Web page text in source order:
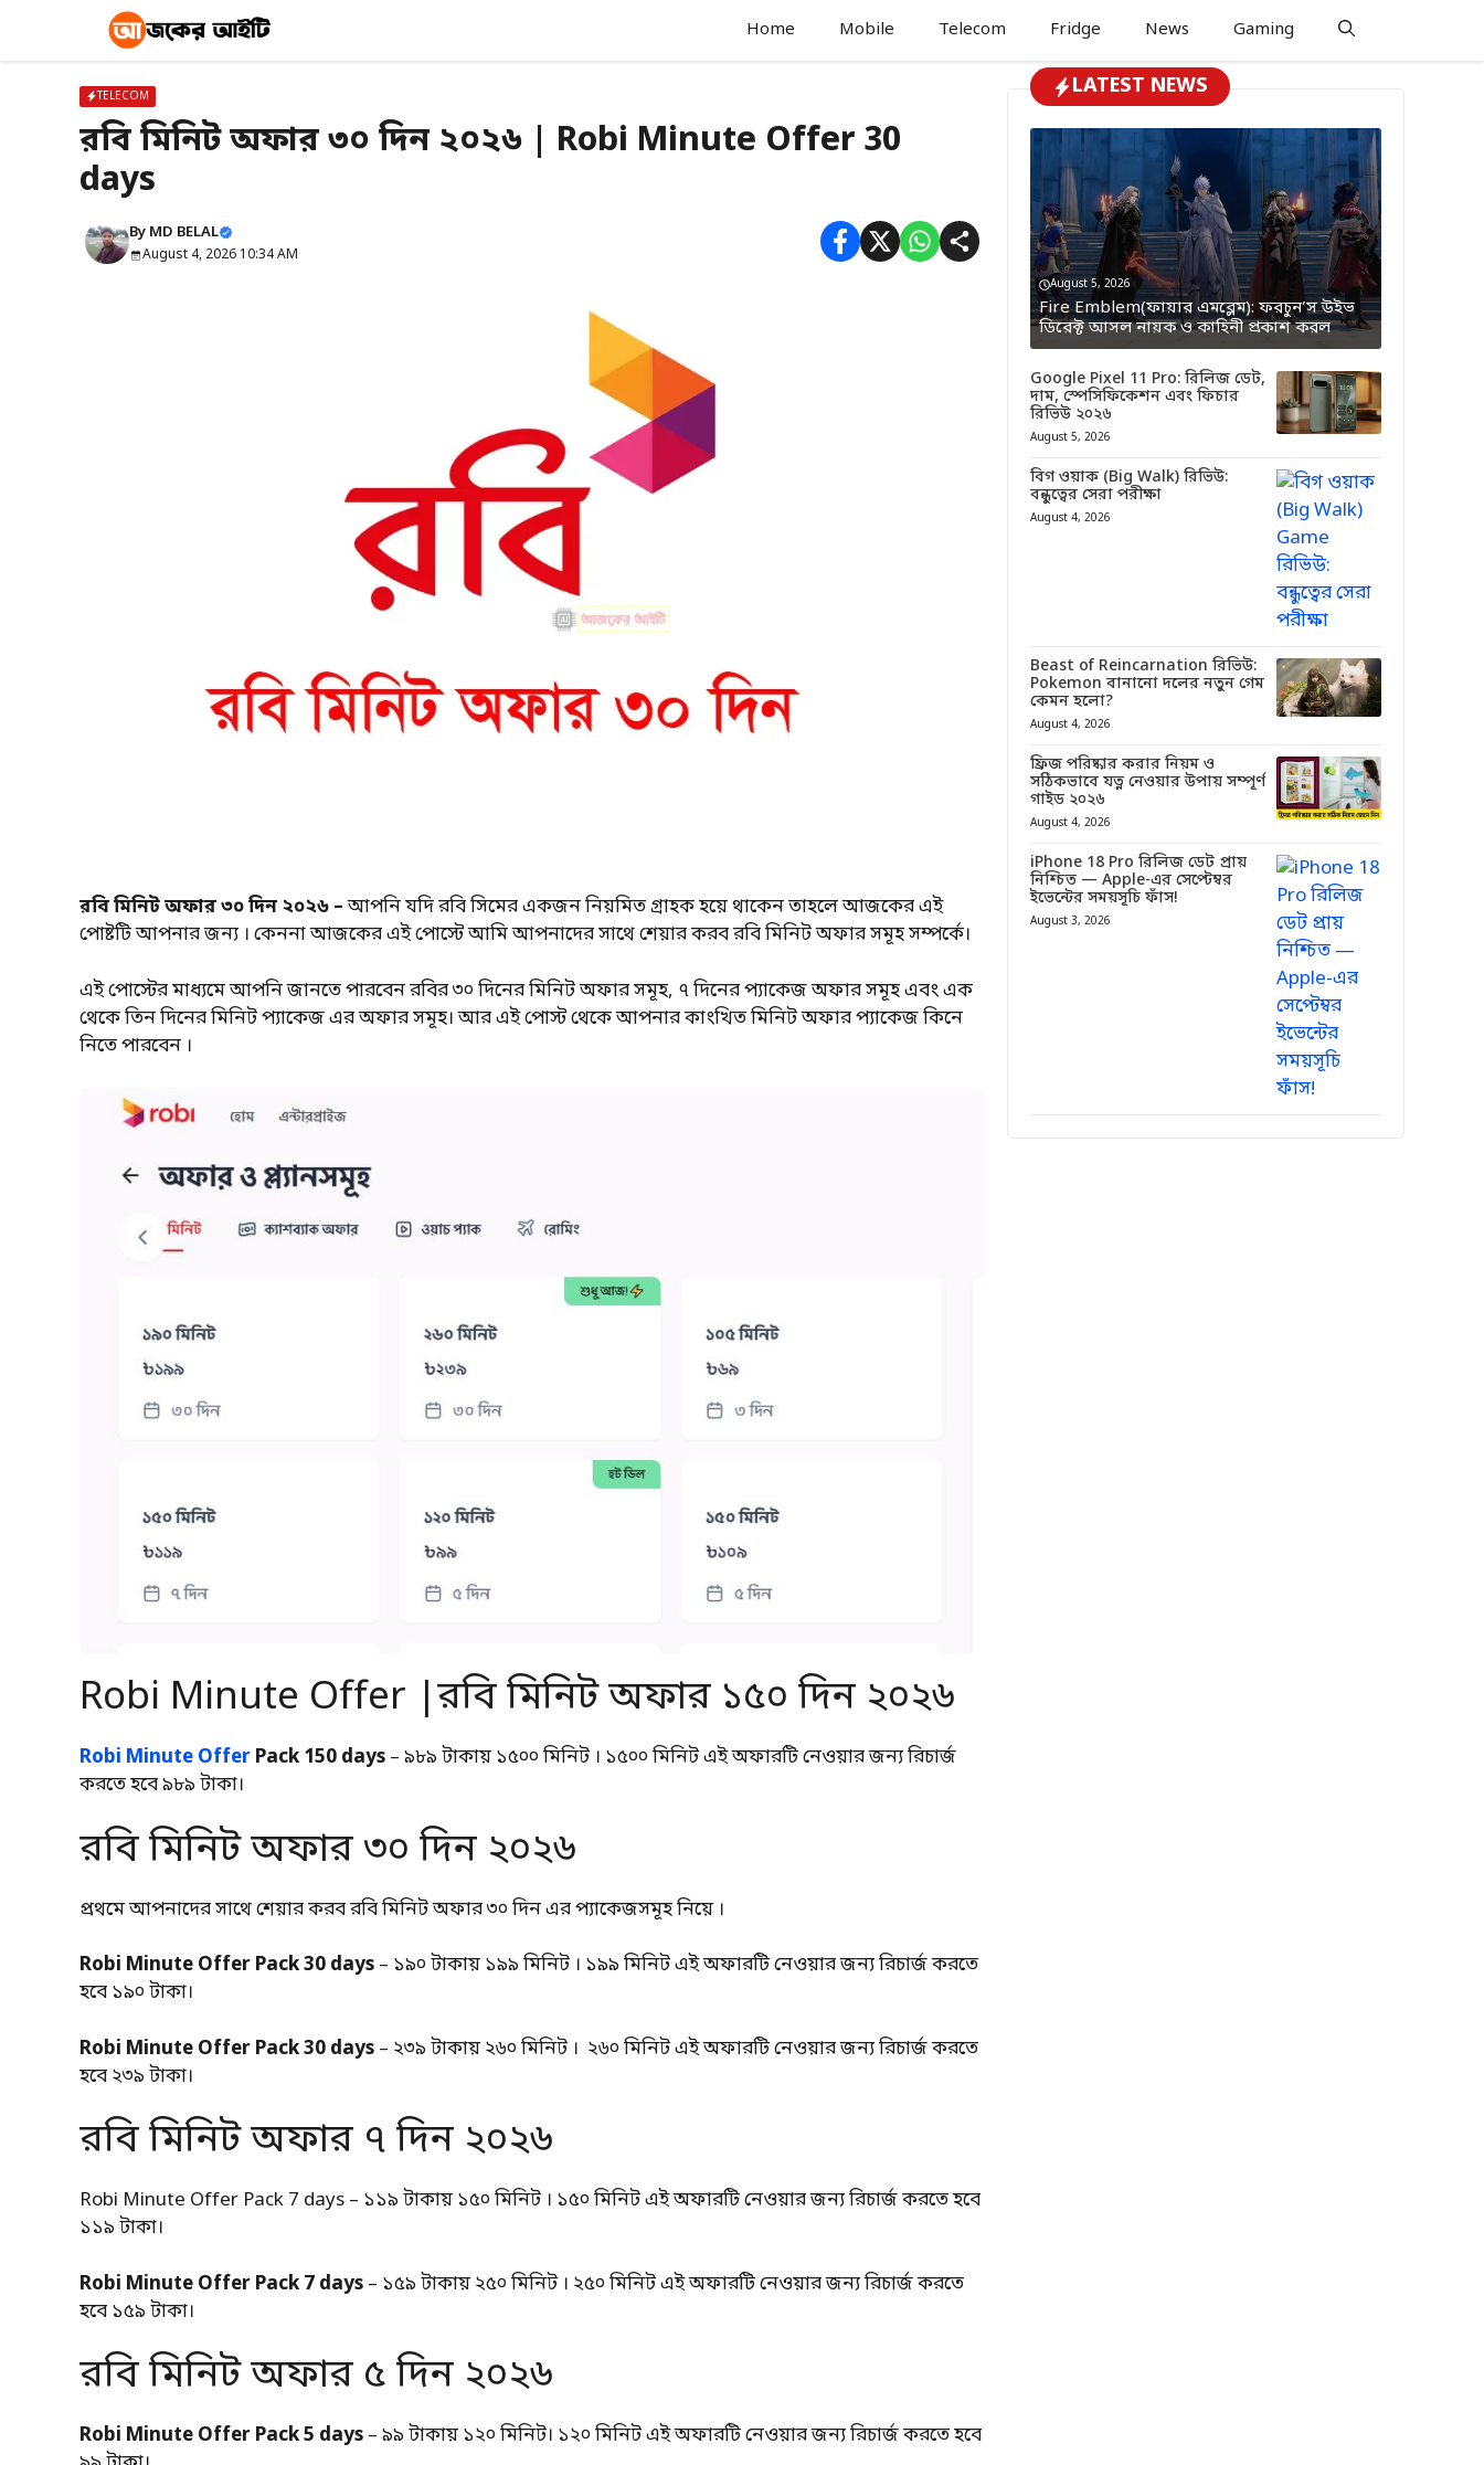
content
Home Mobile Telecom Fridge News Gaming
TELECOM
রবি মিনিট অফার ৩০ দিন ২০২৬ | Robi Minute Offer 30
days
By MD BELAL
August 4, 2026 10:34 AM
রবি মিনিট অফার ৩০ দিন ২০২৬ –আপনি যদি রবি সিমের একজন নিয়মিত গ্রাহক হয়ে থাকেন তাহলে আজকের এই
পোষ্টটি আপনার জন্য । কেননা আজকের এই পোস্টে আমি আপনাদের সাথে শেয়ার করব রবি মিনিট অফার সমূহ সম্পর্কে।
এই পোস্টের মাধ্যমে আপনি জানতে পারবেন রবির ৩০ দিনের মিনিট অফার সমূহ, ৭ দিনের প্যাকেজ অফার সমূহ এবং এক
থেকে তিন দিনের মিনিট প্যাকেজ এর অফার সমূহ। আর এই পোস্ট থেকে আপনার কাংখিত মিনিট অফার প্যাকেজ কিনে
নিতে পারবেন ।
Robi Minute Offer |রবি মিনিট অফার ১৫০ দিন ২০২৬
Robi Minute Offer Pack 150 days – ৯৮৯ টাকায় ১৫০০ মিনিট । ১৫০০ মিনিট এই অফারটি নেওয়ার জন্য রিচার্জ
করতে হবে ৯৮৯ টাকা।
রবি মিনিট অফার ৩০ দিন ২০২৬
প্রথমে আপনাদের সাথে শেয়ার করব রবি মিনিট অফার ৩০ দিন এর প্যাকেজসমূহ নিয়ে ।
Robi Minute Offer Pack 30 days – ১৯০ টাকায় ১৯৯ মিনিট । ১৯৯ মিনিট এই অফারটি নেওয়ার জন্য রিচার্জ করতে
হবে ১৯০ টাকা।
Robi Minute Offer Pack 30 days – ২৩৯ টাকায় ২৬০ মিনিট । ২৬০ মিনিট এই অফারটি নেওয়ার জন্য রিচার্জ করতে
হবে ২৩৯ টাকা।
রবি মিনিট অফার ৭ দিন ২০২৬
Robi Minute Offer Pack 7 days – ১১৯ টাকায় ১৫০ মিনিট । ১৫০ মিনিট এই অফারটি নেওয়ার জন্য রিচার্জ করতে হবে
১১৯ টাকা।
Robi Minute Offer Pack 7 days – ১৫৯ টাকায় ২৫০ মিনিট । ২৫০ মিনিট এই অফারটি নেওয়ার জন্য রিচার্জ করতে
হবে ১৫৯ টাকা।
রবি মিনিট অফার ৫ দিন ২০২৬
Robi Minute Offer Pack 5 days – ৯৯ টাকায় ১২০ মিনিট। ১২০ মিনিট এই অফারটি নেওয়ার জন্য রিচার্জ করতে হবে
LATEST NEWS
August 5, 2026
Fire Emblem(ফায়ার এমব্লেম): ফরচুন’স উইভ
ডিরেক্ট আসল নায়ক ও কাহিনী প্রকাশ করল
Google Pixel 11 Pro: রিলিজ ডেট,
দাম, স্পেসিফিকেশন এবং ফিচার
রিভিউ ২০২৬
August 5, 2026
বিগ ওয়াক (Big Walk) রিভিউ:
বন্ধুত্বের সেরা পরীক্ষা
August 4, 2026
Beast of Reincarnation রিভিউ:
Pokemon বানানো দলের নতুন গেম
কেমন হলো?
August 4, 2026
ফ্রিজ পরিষ্কার করার নিয়ম ও
সঠিকভাবে যত্ন নেওয়ার উপায় সম্পূর্ণ
গাইড ২০২৬
August 4, 2026
iPhone 18 Pro রিলিজ ডেট প্রায়
নিশ্চিত — Apple-এর সেপ্টেম্বর
ইভেন্টের সময়সূচি ফাঁস!
August 3, 2026